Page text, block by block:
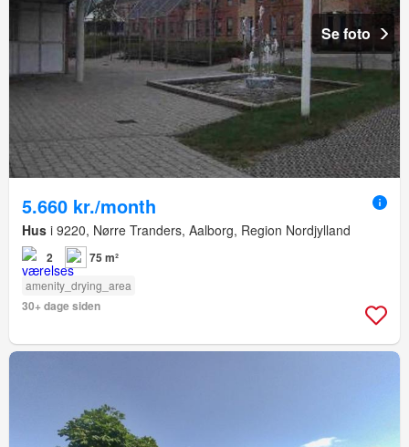
Se foto
5.660 kr./month
Hus i 9220, Nørre Tranders, Aalborg, Region Nordjylland
2 75 m²
amenity_drying_area
30+ dage siden